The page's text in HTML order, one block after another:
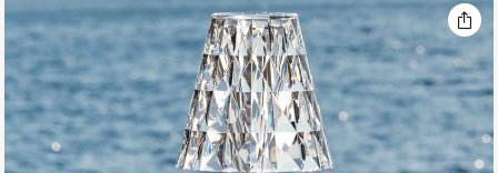
koniec
galérie
obrázkov